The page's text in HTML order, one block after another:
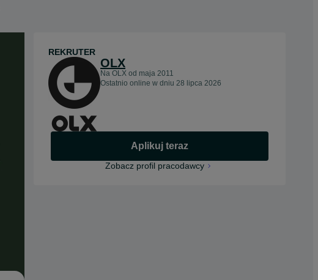
REKRUTER
OLX
Na OLX od maja 2011
Ostatnio online w dniu 28 lipca 2026
Aplikuj teraz
opens in a new tab
Zobacz profil pracodawcy